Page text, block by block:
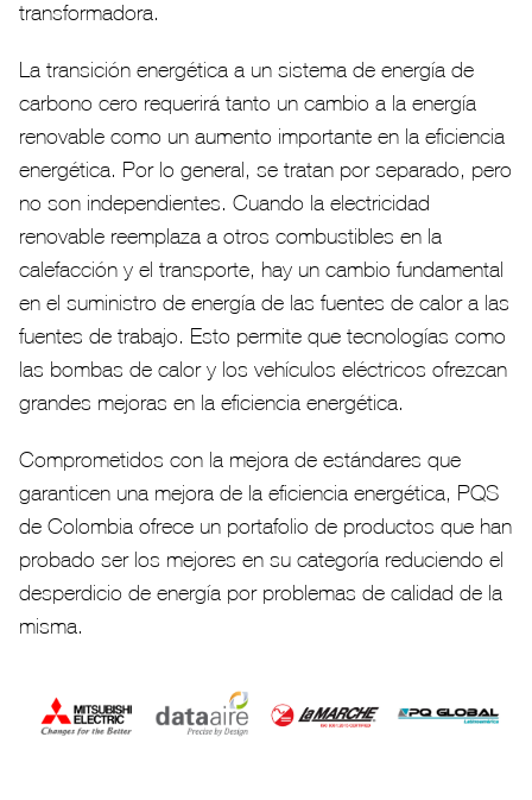
transformadora.
La transición energética a un sistema de energía de
carbono cero requerirá tanto un cambio a la energía
renovable como un aumento importante en la eficiencia
energética. Por lo general, se tratan por separado, pero
no son independientes. Cuando la electricidad
renovable reemplaza a otros combustibles en la
calefacción y el transporte, hay un cambio fundamental
en el suministro de energía de las fuentes de calor a las
fuentes de trabajo. Esto permite que tecnologías como
las bombas de calor y los vehículos eléctricos ofrezcan
grandes mejoras en la eficiencia energética.
Comprometidos con la mejora de estándares que
garanticen una mejora de la eficiencia energética, PQS
de Colombia ofrece un portafolio de productos que han
probado ser los mejores en su categoría reduciendo el
desperdicio de energía por problemas de calidad de la
misma.